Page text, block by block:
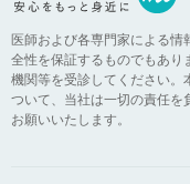
医師および各専門家による
全性を保証するものでもあり
機関等を受診してください。
ついて、当社は一切の責任を
お願いいたします。